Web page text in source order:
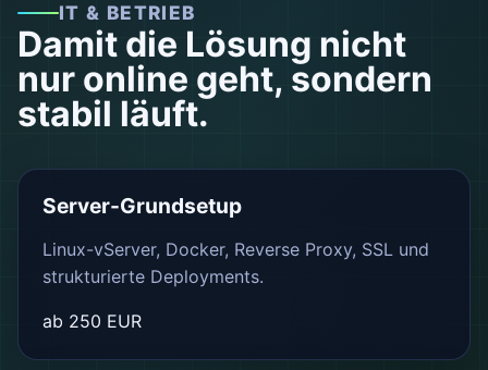
IT & BETRIEB
Damit die Lösung nicht
nur online geht, sondern
stabil läuft.
Server-Grundsetup
Linux-vServer, Docker, Reverse Proxy, SSL und
strukturierte Deployments.
ab 250 EUR